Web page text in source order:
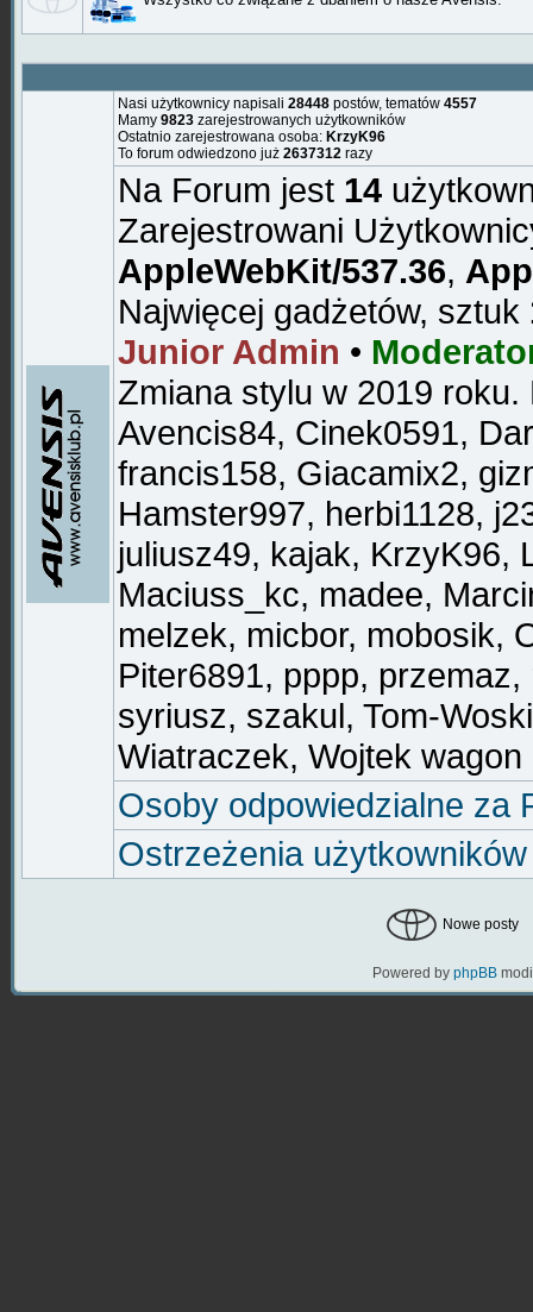
Nasi użytkownicy napisali 28448 postów, tematów 4557
Mamy 9823 zarejestrowanych użytkowników
Ostatnio zarejestrowana osoba: KrzyK96
To forum odwiedzono już 2637312 razy
Na Forum jest 14
Zarejestrowani
AppleWebKit/537.36,
Najwięcej gadżetów, sztuk
Junior Admin •
Zmiana stylu w 2019
Avencis84, Cinek0591,
francis158, Giacamix2,
Hamster997, herbi1128,
juliusz49, kajak, KrzyK96,
Maciuss_kc, madee,
melzek, micbor, mobosik,
Piter6891, pppp, przemaz,
syriusz, szakul, Tom-Woski
Wiatraczek, Wojtek wagon
Osoby odpowiedzialne za
Ostrzeżenia użytkowników
Nowe posty
Powered by phpBB